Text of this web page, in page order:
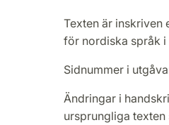
Texten är inskriven
för nordiska språk i
Sidnummer i
Ändringar i
ursprungliga